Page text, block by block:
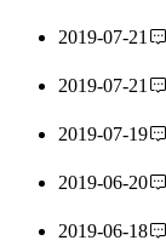
2019-07-21
2019-07-21
2019-07-19
2019-06-20
2019-06-18